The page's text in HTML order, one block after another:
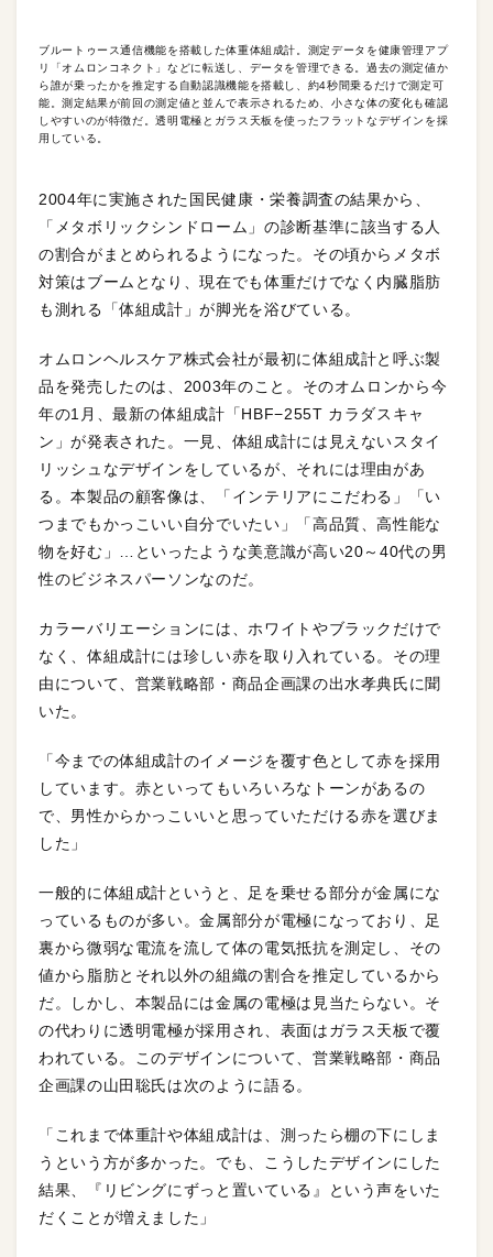
ブルートゥース通信機能を搭載した体重体組成計。測定データを健康管理アプ
リ「オムロンコネクト」などに転送し、データを管理できる。過去の測定値か
ら誰が乗ったかを推定する自動認識機能を搭載し、約4秒間乗るだけで測定可
能。測定結果が前回の測定値と並んで表示されるため、小さな体の変化も確認
しやすいのが特徴だ。透明電極とガラス天板を使ったフラットなデザインを採
用している。
2004年に実施された国民健康・栄養調査の結果から、
「メタボリックシンドローム」の診断基準に該当する人
の割合がまとめられるようになった。その頃からメタボ
対策はブームとなり、現在でも体重だけでなく内臓脂肪
も測れる「体組成計」が脚光を浴びている。
オムロンヘルスケア株式会社が最初に体組成計と呼ぶ製
品を発売したのは、2003年のこと。そのオムロンから今
年の1月、最新の体組成計「HBF−255T カラダスキャ
ン」が発表された。一見、体組成計には見えないスタイ
リッシュなデザインをしているが、それには理由があ
る。本製品の顧客像は、「インテリアにこだわる」「い
つまでもかっこいい自分でいたい」「高品質、高性能な
物を好む」…といったような美意識が高い20～40代の男
性のビジネスパーソンなのだ。
カラーバリエーションには、ホワイトやブラックだけで
なく、体組成計には珍しい赤を取り入れている。その理
由について、営業戦略部・商品企画課の出水孝典氏に聞
いた。
「今までの体組成計のイメージを覆す色として赤を採用
しています。赤といってもいろいろなトーンがあるの
で、男性からかっこいいと思っていただける赤を選びま
した」
一般的に体組成計というと、足を乗せる部分が金属にな
っているものが多い。金属部分が電極になっており、足
裏から微弱な電流を流して体の電気抵抗を測定し、その
値から脂肪とそれ以外の組織の割合を推定しているから
だ。しかし、本製品には金属の電極は見当たらない。そ
の代わりに透明電極が採用され、表面はガラス天板で覆
われている。このデザインについて、営業戦略部・商品
企画課の山田聡氏は次のように語る。
「これまで体重計や体組成計は、測ったら棚の下にしま
うという方が多かった。でも、こうしたデザインにした
結果、『リビングにずっと置いている』という声をいた
だくことが増えました」